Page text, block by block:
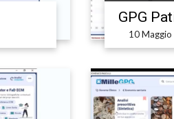
GPG
10